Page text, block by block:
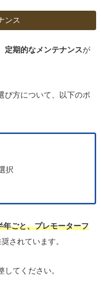
ンス
定期的なメンテナンスが
び方について、以下のポ
択
ごと、プレモーターフ
されています。
てください。